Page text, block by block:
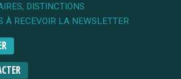
DISTINCTIONS
À RECEVOIR LA NEWSLETTER